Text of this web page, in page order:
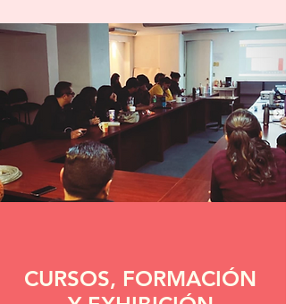
CURSOS, FORMACIÓN